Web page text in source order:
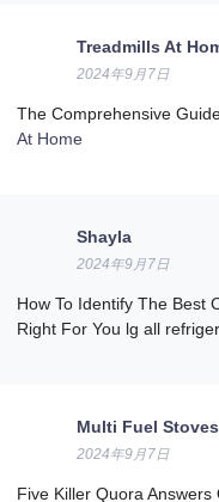
Treadmills At
2024年9月7日
The Comprehensive
At Home
Shayla
2024年9月7日
How To Identify The Best
Right For You lg all
Multi Fuel
2024年9月7日
Five Killer Quora